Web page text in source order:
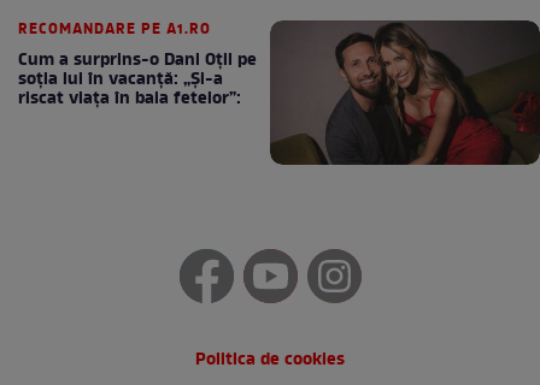
RECOMANDARE PE A1.RO
Cum a surprins-o Dani Oțil pe
soția lui în vacanță: „Și-a
riscat viața în baia fetelor”:
Politica de cookies